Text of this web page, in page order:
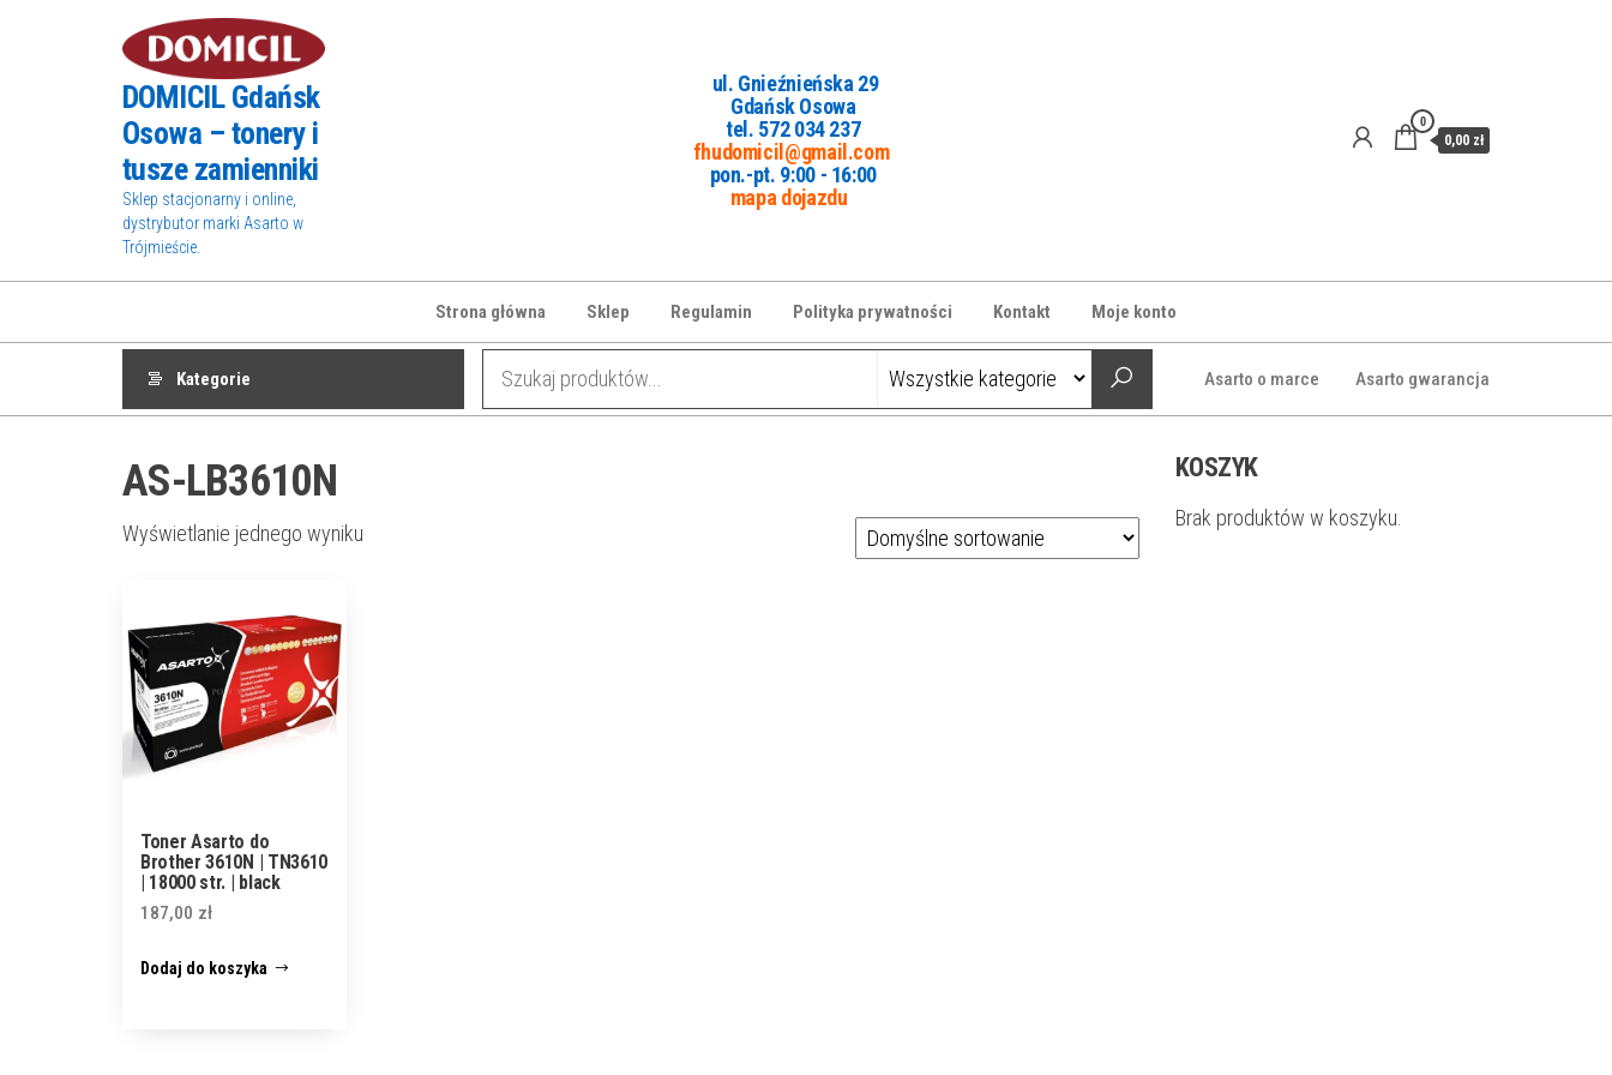
DOMICIL Gdańsk
Osowa – tonery i
tusze zamienniki
Sklep stacjonarny i online,
dystrybutor marki Asarto w
Trójmieście.
ul. Gnieźnieńska 29
Gdańsk Osowa
tel. 572 034 237
fhudomicil@gmail.com
pon.-pt. 9:00 - 16:00
mapa dojazdu
0
0,00 zł
Strona główna Sklep Regulamin Polityka prywatności Kontakt Moje konto
Kategorie Asarto o marce Asarto gwarancja
AS-LB3610N
Wyświetlanie jednego wyniku
Toner Asarto do
Brother 3610N | TN3610
| 18000 str. | black
187,00 zł
Dodaj do koszyka
KOSZYK
Brak produktów w koszyku.